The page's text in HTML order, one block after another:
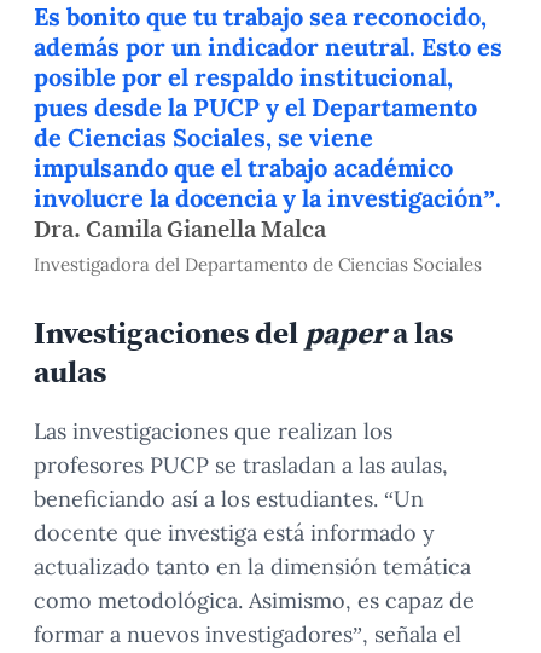
Es bonito que tu trabajo sea reconocido,
además por un indicador neutral. Esto es
posible por el respaldo institucional,
pues desde la PUCP y el Departamento
de Ciencias Sociales, se viene
impulsando que el trabajo académico
involucre la docencia y la investigación”.
Dra. Camila Gianella Malca
Investigadora del Departamento de Ciencias Sociales
Investigaciones del papera las
aulas
Las investigaciones que realizan los
profesores PUCP se trasladan a las aulas,
beneficiando así a los estudiantes. “Un
docente que investiga está informado y
actualizado tanto en la dimensión temática
como metodológica. Asimismo, es capaz de
formar a nuevos investigadores”, señala el